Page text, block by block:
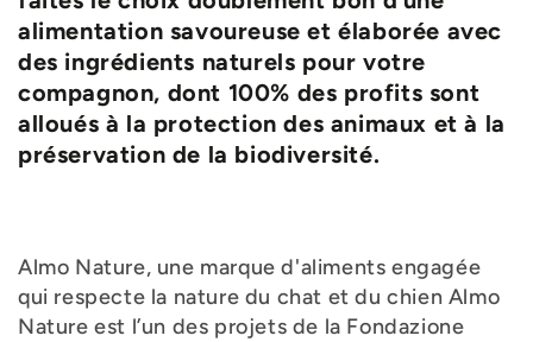
alimentation savoureuse et élaborée avec
des ingrédients naturels pour votre
compagnon, dont 100% des profits sont
alloués à la protection des animaux et à la
préservation de la biodiversité.
Almo Nature, une marque d'aliments engagée
qui respecte la nature du chat et du chien Almo
Nature est l’un des projets de la Fondazione